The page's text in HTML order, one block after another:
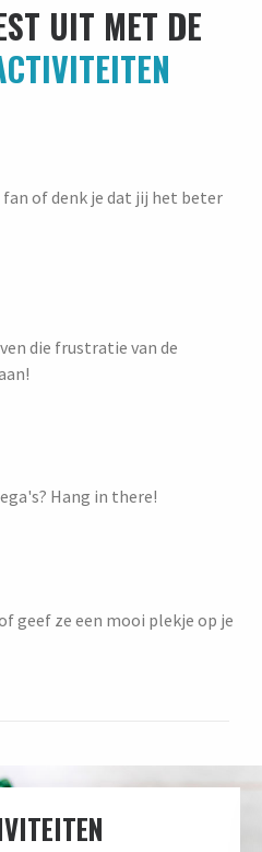
UIT MET DE
of denk je dat jij het beter
die frustratie van de
Hang in there!
geef ze een mooi plekje op je